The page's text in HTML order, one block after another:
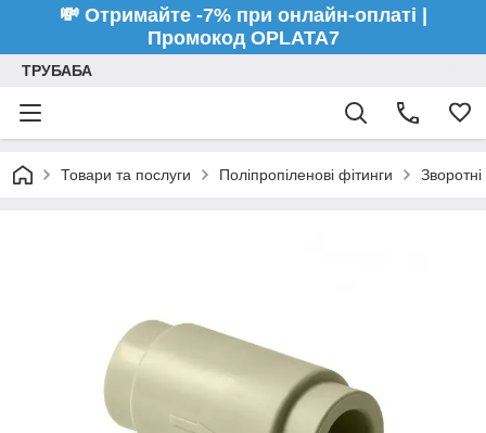
💸 Отримайте -7% при онлайн-оплаті |
Промокод OPLATA7
ТРУБАБА
Товари та послуги Поліпропіленові фітинги